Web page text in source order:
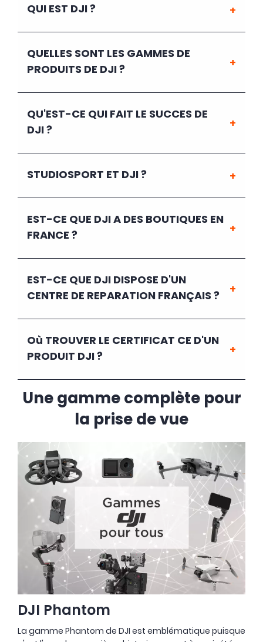
QUI EST DJI ?
QUELLES SONT LES GAMMES DE
PRODUITS DE DJI ?
QU'EST-CE QUI FAIT LE SUCCES DE
DJI ?
STUDIOSPORT ET DJI ?
EST-CE QUE DJI A DES BOUTIQUES EN
FRANCE ?
EST-CE QUE DJI DISPOSE D'UN
CENTRE DE REPARATION FRANÇAIS ?
Où TROUVER LE CERTIFICAT CE D'UN
PRODUIT DJI ?
Une gamme complète pour
la prise de vue
DJI Phantom
La gamme Phantom de DJI est emblématique puisque